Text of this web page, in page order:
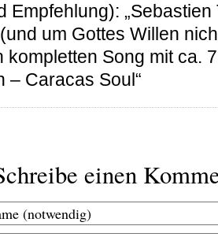
Empfehlung): „Sebastien
um Gottes Willen
kompletten Song mit ca.
– Caracas Soul“
einen